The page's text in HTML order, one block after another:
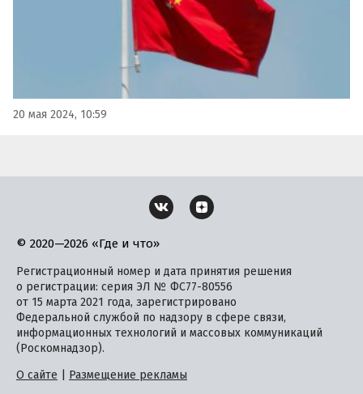
20 мая 2024, 10:59
© 2020—2026 «Где и что»
Регистрационный номер и дата принятия решения
о регистрации: серия ЭЛ № ФС77-80556
от 15 марта 2021 года, зарегистрировано
Федеральной службой по надзору в сфере связи,
информационных технологий и массовых коммуникаций
(Роскомнадзор).
О сайте
Размещение рекламы